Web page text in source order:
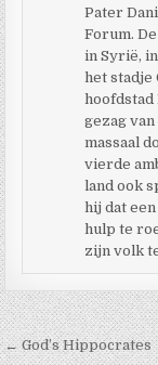
Pater
Forum.
in Syrië,
het stadje
hoofdstad
gezag
massaal
vierde
land ook
hij dat
hulp te
zijn volk
← God’s Hippocrates